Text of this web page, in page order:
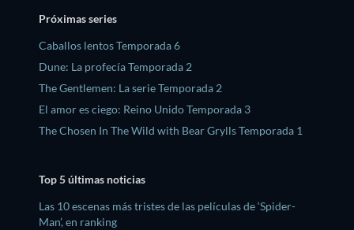
Próximas series
Caballos lentos Temporada 6
Dune: La profecía Temporada 2
The Gentlemen: La serie Temporada 2
El amor es ciego: Reino Unido Temporada 3
The Chosen In The Wild with Bear Grylls Temporada 1
Top 5 últimas noticias
Las 10 escenas más tristes de las películas de ‘Spider-
Man’, en ranking